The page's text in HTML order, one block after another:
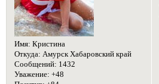
Имя: Кристина
Откуда: Амурск Хабаровский край
Сообщений: 1432
Уважение: +48